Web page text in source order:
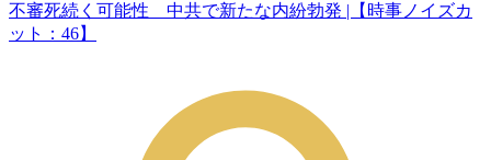
不審死続く可能性 中共で新たな内紛勃発 |【時事ノイズカ
ット：46】